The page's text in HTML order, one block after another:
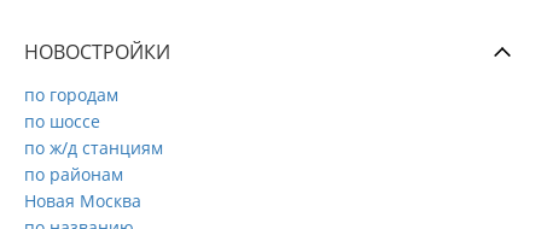
НОВОСТРОЙКИ
по городам
по шоссе
по ж/д станциям
по районам
Новая Москва